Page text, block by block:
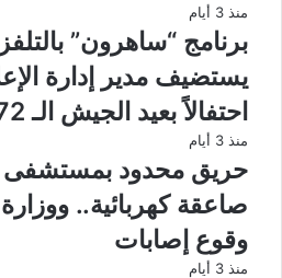
منذ 3 أيام
برنامج “ساهرون”
يستضيف مدير إدارة
احتفالاً بعيد الجيش الـ 72
منذ 3 أيام
حريق محدود بمستشفى
صاعقة كهربائية..
وقوع إصابات
منذ 3 أيام